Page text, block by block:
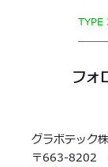
TYPE
フォ
グラボテック
〒663-8202